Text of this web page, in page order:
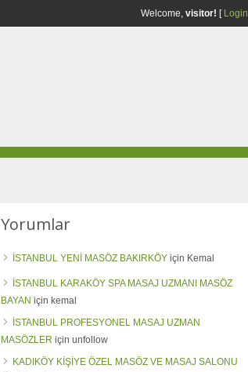
Welcome, visitor! [ Login
Yorumlar
İSTANBUL YENİ MASÖZ BAKIRKÖY için Kemal
İSTANBUL KARAKÖY SPA MASAJ UZMANI MASÖZ
BAYAN için kemal
İSTANBUL PROFESYONEL MASAJ UZMAN
MASÖZLER için unfollow
KADIKÖY KİŞİYE ÖZEL MASÖZ VE MASAJ SALONU